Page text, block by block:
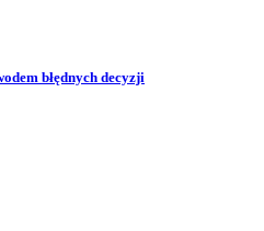
błędnych decyzji